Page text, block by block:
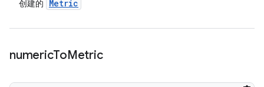
创建的 Metric
numericToMetric